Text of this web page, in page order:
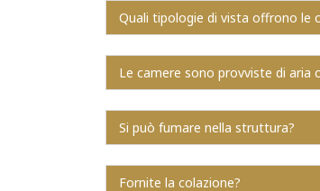
Quali tipologie di vista offrono le
Le camere sono provviste di aria
Si può fumare nella struttura?
Fornite la colazione?